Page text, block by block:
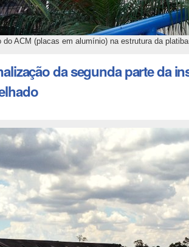
do ACM (placas em alumínio) na estrutura da
da segunda parte da